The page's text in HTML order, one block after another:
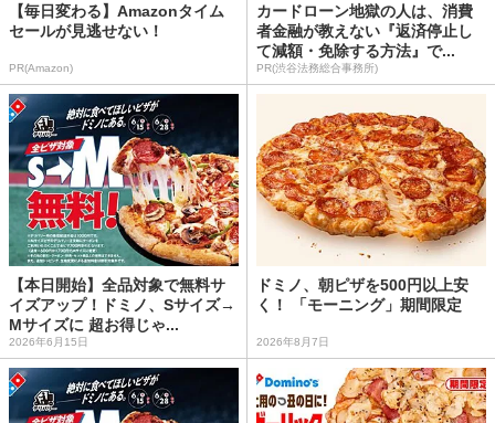
【毎日変わる】Amazonタイム
セールが見逃せない！
PR(Amazon)
カードローン地獄の人は、消費
者金融が教えない『返済停止し
て減額・免除する方法』で...
PR(渋谷法務総合事務所)
【本日開始】全品対象で無料サ
イズアップ！ドミノ、Sサイズ→
Mサイズに 超お得じゃ...
2026年6月15日
ドミノ、朝ピザを500円以上安
く！ 「モーニング」期間限定
2026年8月7日